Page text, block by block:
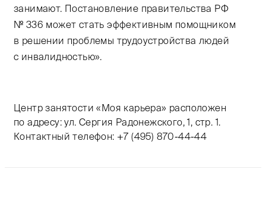
занимают. Постановление правительства РФ
№ 336 может стать эффективным помощником
в решении проблемы трудоустройства людей
с инвалидностью».
Центр занятости «Моя карьера» расположен
по адресу: ул. Сергия Радонежского, 1, стр. 1.
Контактный телефон: +7 (495) 870-44-44